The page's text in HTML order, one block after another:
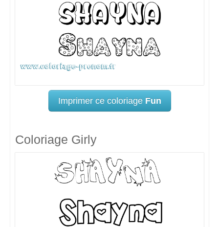
Imprimer ce coloriage Fun
Coloriage Girly